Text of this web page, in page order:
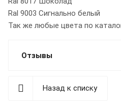
Ral 9003 Сигнально белый
Так же любые цвета по
Отзывы
Назад к списку